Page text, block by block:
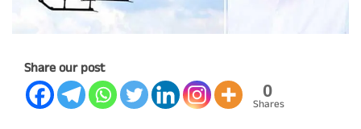
Share our post
0
Shares